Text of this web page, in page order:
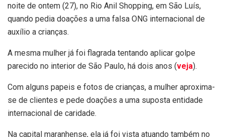
noite de ontem (27), no Rio Anil Shopping, em São Luís,
quando pedia doações a uma falsa ONG internacional de
auxílio a crianças.
A mesma mulher já foi flagrada tentando aplicar golpe
parecido no interior de São Paulo, há dois anos (veja).
Com alguns papeis e fotos de crianças, a mulher aproxima-
se de clientes e pede doações a uma suposta entidade
internacional de caridade.
Na capital maranhense, ela já foi vista atuando também no